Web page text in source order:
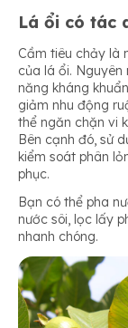
Lá ổi có tác
Cầm tiêu chảy là
của lá ổi. Nguyên
năng kháng
giảm nhu động
thể ngăn chặn vi
Bên cạnh đó, sử
kiểm soát phân
phục.
Bạn có thể pha
nước sôi, lọc lấy
nhanh chóng.